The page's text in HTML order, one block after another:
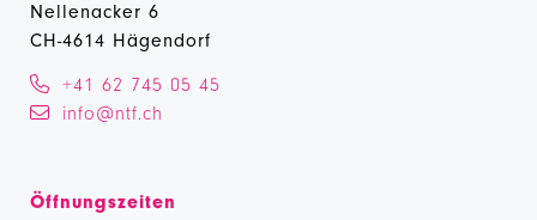
Nellenacker 6
CH-4614 Hägendorf
+41 62 745 05 45
info@ntf.ch
Öffnungszeiten